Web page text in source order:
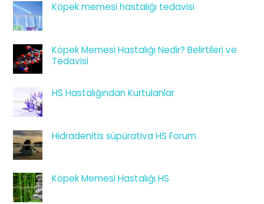
Köpek memesi hastalığı tedavisi
Köpek Memesi Hastalığı Nedir? Belirtileri ve
Tedavisi
HS Hastalığından Kurtulanlar
Hidradenitis süpürativa HS Forum
Köpek Memesi Hastalığı HS